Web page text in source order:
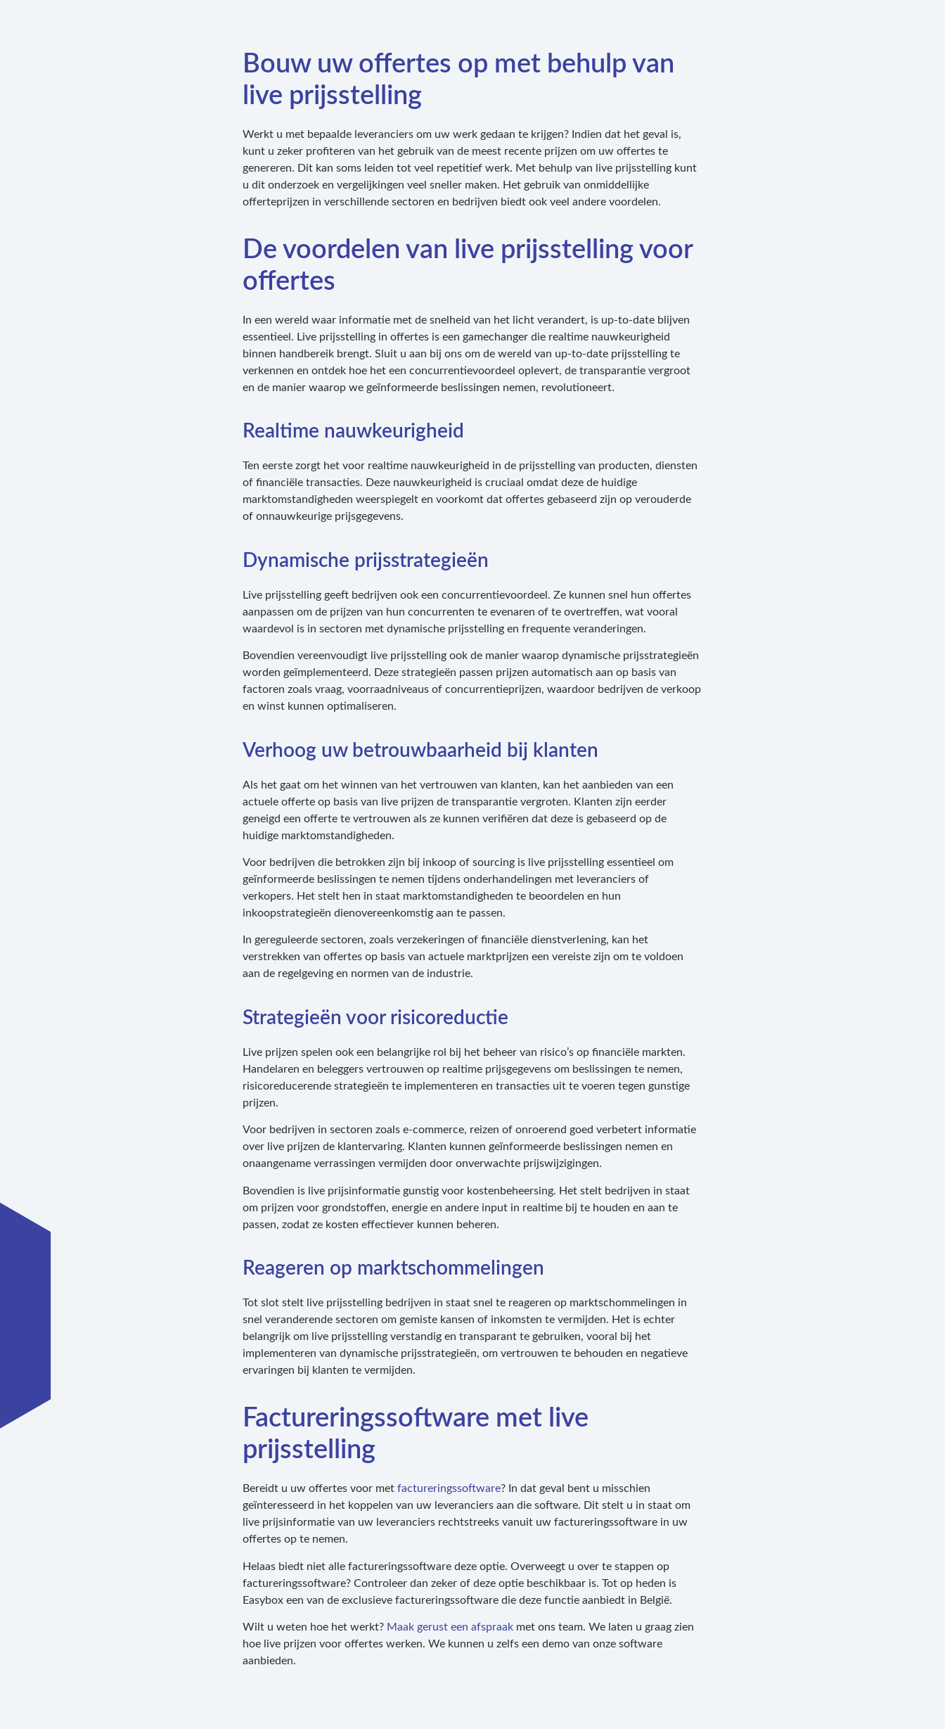
Bouw uw offertes op met behulp van
live prijsstelling
Werkt u met bepaalde leveranciers om uw werk gedaan te krijgen? Indien dat het geval is,
kunt u zeker profiteren van het gebruik van de meest recente prijzen om uw offertes te
genereren. Dit kan soms leiden tot veel repetitief werk. Met behulp van live prijsstelling kunt
u dit onderzoek en vergelijkingen veel sneller maken. Het gebruik van onmiddellijke
offerteprijzen in verschillende sectoren en bedrijven biedt ook veel andere voordelen.
De voordelen van live prijsstelling voor
offertes
In een wereld waar informatie met de snelheid van het licht verandert, is up-to-date blijven
essentieel. Live prijsstelling in offertes is een gamechanger die realtime nauwkeurigheid
binnen handbereik brengt. Sluit u aan bij ons om de wereld van up-to-date prijsstelling te
verkennen en ontdek hoe het een concurrentievoordeel oplevert, de transparantie vergroot
en de manier waarop we geïnformeerde beslissingen nemen, revolutioneert.
Realtime nauwkeurigheid
Ten eerste zorgt het voor realtime nauwkeurigheid in de prijsstelling van producten, diensten
of financiële transacties. Deze nauwkeurigheid is cruciaal omdat deze de huidige
marktomstandigheden weerspiegelt en voorkomt dat offertes gebaseerd zijn op verouderde
of onnauwkeurige prijsgegevens.
Dynamische prijsstrategieën
Live prijsstelling geeft bedrijven ook een concurrentievoordeel. Ze kunnen snel hun offertes
aanpassen om de prijzen van hun concurrenten te evenaren of te overtreffen, wat vooral
waardevol is in sectoren met dynamische prijsstelling en frequente veranderingen.
Bovendien vereenvoudigt live prijsstelling ook de manier waarop dynamische prijsstrategieën
worden geïmplementeerd. Deze strategieën passen prijzen automatisch aan op basis van
factoren zoals vraag, voorraadniveaus of concurrentieprijzen, waardoor bedrijven de verkoop
en winst kunnen optimaliseren.
Verhoog uw betrouwbaarheid bij klanten
Als het gaat om het winnen van het vertrouwen van klanten, kan het aanbieden van een
actuele offerte op basis van live prijzen de transparantie vergroten. Klanten zijn eerder
geneigd een offerte te vertrouwen als ze kunnen verifiëren dat deze is gebaseerd op de
huidige marktomstandigheden.
Voor bedrijven die betrokken zijn bij inkoop of sourcing is live prijsstelling essentieel om
geïnformeerde beslissingen te nemen tijdens onderhandelingen met leveranciers of
verkopers. Het stelt hen in staat marktomstandigheden te beoordelen en hun
inkoopstrategieën dienovereenkomstig aan te passen.
In gereguleerde sectoren, zoals verzekeringen of financiële dienstverlening, kan het
verstrekken van offertes op basis van actuele marktprijzen een vereiste zijn om te voldoen
aan de regelgeving en normen van de industrie.
Strategieën voor risicoreductie
Live prijzen spelen ook een belangrijke rol bij het beheer van risico’s op financiële markten.
Handelaren en beleggers vertrouwen op realtime prijsgegevens om beslissingen te nemen,
risicoreducerende strategieën te implementeren en transacties uit te voeren tegen gunstige
prijzen.
Voor bedrijven in sectoren zoals e-commerce, reizen of onroerend goed verbetert informatie
over live prijzen de klantervaring. Klanten kunnen geïnformeerde beslissingen nemen en
onaangename verrassingen vermijden door onverwachte prijswijzigingen.
Bovendien is live prijsinformatie gunstig voor kostenbeheersing. Het stelt bedrijven in staat
om prijzen voor grondstoffen, energie en andere input in realtime bij te houden en aan te
passen, zodat ze kosten effectiever kunnen beheren.
Reageren op marktschommelingen
Tot slot stelt live prijsstelling bedrijven in staat snel te reageren op marktschommelingen in
snel veranderende sectoren om gemiste kansen of inkomsten te vermijden. Het is echter
belangrijk om live prijsstelling verstandig en transparant te gebruiken, vooral bij het
implementeren van dynamische prijsstrategieën, om vertrouwen te behouden en negatieve
ervaringen bij klanten te vermijden.
Factureringssoftware met live
prijsstelling
Bereidt u uw offertes voor met factureringssoftware? In dat geval bent u misschien
geïnteresseerd in het koppelen van uw leveranciers aan die software. Dit stelt u in staat om
live prijsinformatie van uw leveranciers rechtstreeks vanuit uw factureringssoftware in uw
offertes op te nemen.
Helaas biedt niet alle factureringssoftware deze optie. Overweegt u over te stappen op
factureringssoftware? Controleer dan zeker of deze optie beschikbaar is. Tot op heden is
Easybox een van de exclusieve factureringssoftware die deze functie aanbiedt in België.
Wilt u weten hoe het werkt? Maak gerust een afspraak met ons team. We laten u graag zien
hoe live prijzen voor offertes werken. We kunnen u zelfs een demo van onze software
aanbieden.